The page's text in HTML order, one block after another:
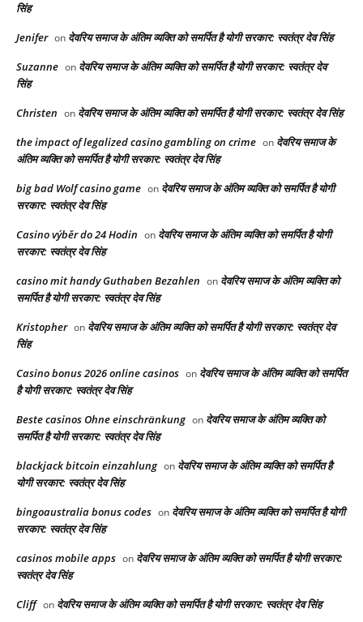
सिंह
Jenifer on देवरिय समाज के अंतिम व्यक्ति को समर्पित है योगी सरकार: स्वतंत्र देव सिंह
Suzanne on देवरिय समाज के अंतिम व्यक्ति को समर्पित है योगी सरकार: स्वतंत्र देव
सिंह
Christen on देवरिय समाज के अंतिम व्यक्ति को समर्पित है योगी सरकार: स्वतंत्र देव सिंह
the impact of legalized casino gambling on crime on देवरिय समाज के
अंतिम व्यक्ति को समर्पित है योगी सरकार: स्वतंत्र देव सिंह
big bad Wolf casino game on देवरिय समाज के अंतिम व्यक्ति को समर्पित है योगी
सरकार: स्वतंत्र देव सिंह
Casino výběr do 24 Hodin on देवरिय समाज के अंतिम व्यक्ति को समर्पित है योगी
सरकार: स्वतंत्र देव सिंह
casino mit handy Guthaben Bezahlen on देवरिय समाज के अंतिम व्यक्ति को
समर्पित है योगी सरकार: स्वतंत्र देव सिंह
Kristopher on देवरिय समाज के अंतिम व्यक्ति को समर्पित है योगी सरकार: स्वतंत्र देव
सिंह
Casino bonus 2026 online casinos on देवरिय समाज के अंतिम व्यक्ति को समर्पित
है योगी सरकार: स्वतंत्र देव सिंह
Beste casinos Ohne einschränkung on देवरिय समाज के अंतिम व्यक्ति को
समर्पित है योगी सरकार: स्वतंत्र देव सिंह
blackjack bitcoin einzahlung on देवरिय समाज के अंतिम व्यक्ति को समर्पित है
योगी सरकार: स्वतंत्र देव सिंह
bingoaustralia bonus codes on देवरिय समाज के अंतिम व्यक्ति को समर्पित है योगी
सरकार: स्वतंत्र देव सिंह
casinos mobile apps on देवरिय समाज के अंतिम व्यक्ति को समर्पित है योगी सरकार:
स्वतंत्र देव सिंह
Cliff on देवरिय समाज के अंतिम व्यक्ति को समर्पित है योगी सरकार: स्वतंत्र देव सिंह